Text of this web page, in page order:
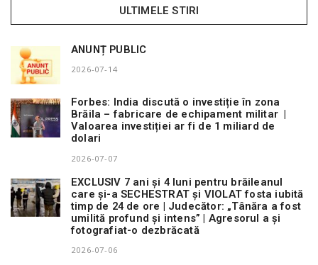
ULTIMELE STIRI
ANUNȚ PUBLIC
2026-07-14
Forbes: India discută o investiție în zona
Brăila – fabricare de echipament militar |
Valoarea investiției ar fi de 1 miliard de
dolari
2026-07-07
EXCLUSIV 7 ani și 4 luni pentru brăileanul
care și-a SECHESTRAT și VIOLAT fosta iubită
timp de 24 de ore | Judecător: „Tânăra a fost
umilită profund și intens” | Agresorul a și
fotografiat-o dezbrăcată
2026-07-06